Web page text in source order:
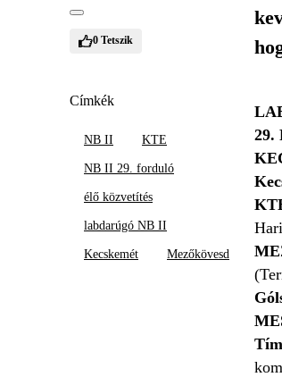
0 Tetszik
Címkék
NB II KTE
NB II 29. forduló
élő közvetítés
labdarúgó NB II
Kecskemét Mezőkövesd
29.